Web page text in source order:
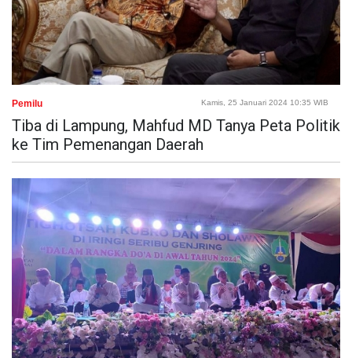
Pemilu Kamis, 25 Januari 2024 10:35 WIB
Tiba di Lampung, Mahfud MD Tanya Peta Politik
ke Tim Pemenangan Daerah